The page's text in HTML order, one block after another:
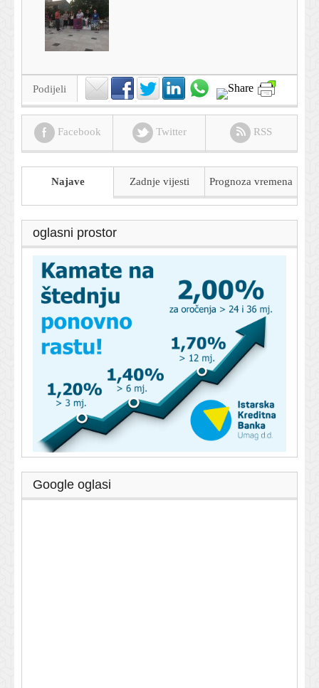
Podijeli
Facebook Twitter RSS
Najave Zadnje vijesti Prognoza vremena
oglasni prostor
Google oglasi